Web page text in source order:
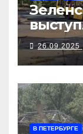
рубеж
26.09.2025
В ПЕТЕРБУРГЕ